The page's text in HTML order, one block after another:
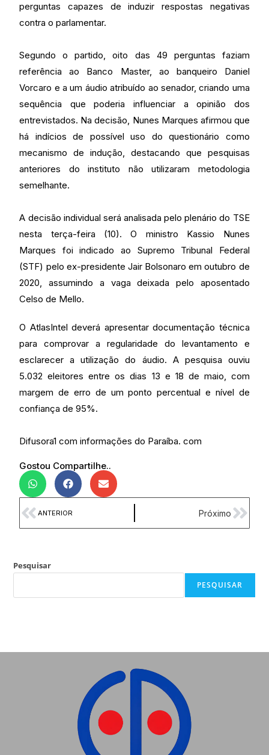
perguntas capazes de induzir respostas negativas
contra o parlamentar.
Segundo o partido, oito das 49 perguntas faziam
referência ao Banco Master, ao banqueiro Daniel
Vorcaro e a um áudio atribuído ao senador, criando uma
sequência que poderia influenciar a opinião dos
entrevistados. Na decisão, Nunes Marques afirmou que
há indícios de possível uso do questionário como
mecanismo de indução, destacando que pesquisas
anteriores do instituto não utilizaram metodologia
semelhante.
A decisão individual será analisada pelo plenário do TSE
nesta terça-feira (10). O ministro Kassio Nunes
Marques foi indicado ao Supremo Tribunal Federal
(STF) pelo ex-presidente Jair Bolsonaro em outubro de
2020, assumindo a vaga deixada pelo aposentado
Celso de Mello.
O AtlasIntel deverá apresentar documentação técnica
para comprovar a regularidade do levantamento e
esclarecer a utilização do áudio. A pesquisa ouviu
5.032 eleitores entre os dias 13 e 18 de maio, com
margem de erro de um ponto percentual e nível de
confiança de 95%.
Difusora1 com informações do Paraíba. com
Gostou Compartilhe..
ANTERIOR Próximo
Pesquisar
PESQUISAR